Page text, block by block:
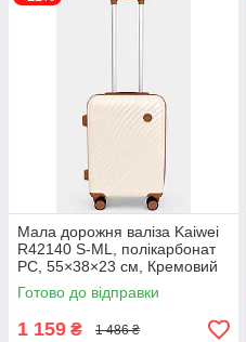
Мала дорожня валіза Kaiwei
R42140 S-ML, полікарбонат
PC, 55×38×23 см, Кремовий
Готово до відправки
1 159 ₴ 1 486 ₴